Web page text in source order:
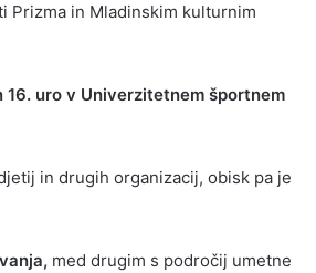
Prizma in Mladinskim kulturnim
uro v Univerzitetnem športnem
in drugih organizacij, obisk pa je
med drugim s področij umetne